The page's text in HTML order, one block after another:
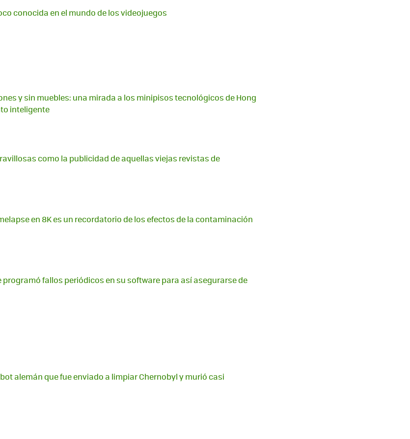
conocida en el mundo de los videojuegos
y sin muebles: una mirada a los minipisos tecnológicos de Hong
inteligente
como la publicidad de aquellas viejas revistas de
en 8K es un recordatorio de los efectos de la contaminación
programó fallos periódicos en su software para así asegurarse de
alemán que fue enviado a limpiar Chernobyl y murió casi